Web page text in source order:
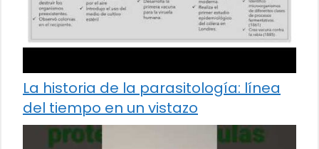
La historia de la parasitología: línea
del tiempo en un vistazo